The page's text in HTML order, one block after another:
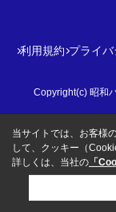
利用規約 プライ
Copyright(c) 昭和
当サイトでは、お客様
して、クッキー（
詳しくは、当社の 「